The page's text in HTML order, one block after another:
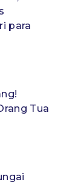
para
Tua